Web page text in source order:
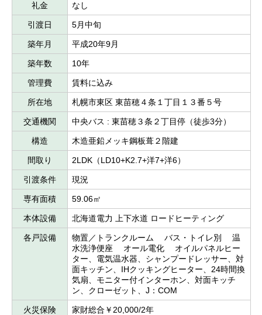
礼金 なし
引渡日 5月中旬
築年月 平成20年9月
築年数 10年
管理費 賃料に込み
所在地 札幌市東区 東苗穂４条１丁目１３番５号
交通機関 中央バス : 東苗穂３条２丁目停（徒歩3分）
構造 木造亜鉛メッキ鋼板葺２階建
間取り 2LDK（LD10+K2.7+洋7+洋6）
引渡条件 現況
専有面積 59.06㎡
本体設備 北海道電力 上下水道 ロードヒーティング
各戸設備
物置／トランクルーム バス・トイレ別 温
水洗浄便座 オール電化 オイルパネルヒー
ター、電気温水器、シャンプードレッサー、対
面キッチン、IHクッキングヒーター、24時間換
気扇、モニター付インターホン、対面キッチ
ン、クローゼット、J：COM
火災保険 家財総合￥20,000/2年